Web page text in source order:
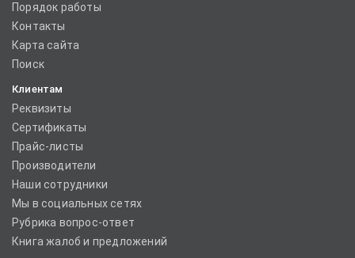
Порядок работы
Контакты
Карта сайта
Поиск
Клиентам
Реквизиты
Сертификаты
Прайс-листы
Производители
Наши сотрудники
Мы в социальных сетях
Рубрика вопрос-ответ
Книга жалоб и предложений